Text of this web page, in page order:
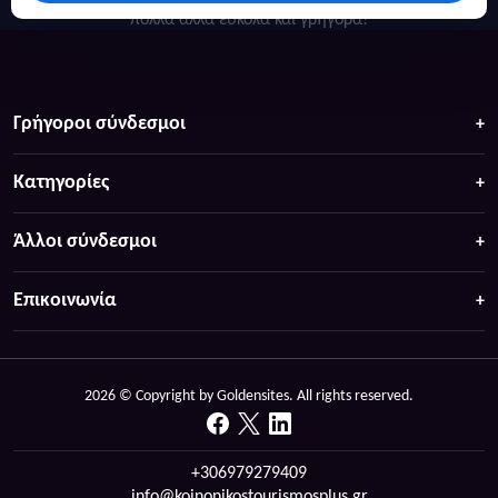
πολιτιστικούς θησαυρούς γίνεται ευκολότερη,
Βελίκας προσφέρει τη δυνατότητα για δροσερές
βουτιές στα πεντακάθαρα νερά του Αιγαίου,
μόνο μέρα. Η ύπαρξη για καταλύματα ΟΠΕΚΑ στην
ως έναν από τους πιο φιλόξενους και
οργανωμένους προορισμούς για όσους
αναζητούν την ανάπαυση και την αναζωογόνηση
σε ένα περιβάλλον που συνδυάζει την άγρια
ομορφιά του βουνού με τη γαλήνη της θάλασσας.
πολλά άλλα ευκολα και γρήγορα!
Γρήγοροι σύνδεσμοι
Κατηγορίες
Άλλοι σύνδεσμοι
Επικοινωνία
2026 © Copyright by Goldensites. All rights reserved.
+306979279409